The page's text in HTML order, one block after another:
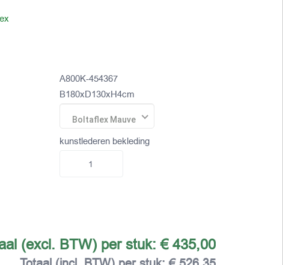
A800K-454367
B180xD130xH4cm
Boltaflex Mauve
kunstlederen bekleding
(excl. BTW) per stuk:€ 435,00